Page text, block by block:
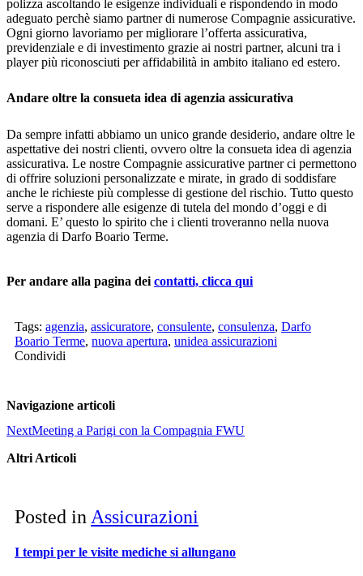
polizza ascoltando le esigenze individuali e rispondendo in modo
adeguato perchè siamo partner di numerose Compagnie assicurative.
Ogni giorno lavoriamo per migliorare l’offerta assicurativa,
previdenziale e di investimento grazie ai nostri partner, alcuni tra i
player più riconosciuti per affidabilità in ambito italiano ed estero.
Andare oltre la consueta idea di agenzia assicurativa
Da sempre infatti abbiamo un unico grande desiderio, andare oltre le
aspettative dei nostri clienti, ovvero oltre la consueta idea di agenzia
assicurativa. Le nostre Compagnie assicurative partner ci permettono
di offrire soluzioni personalizzate e mirate, in grado di soddisfare
anche le richieste più complesse di gestione del rischio. Tutto questo
serve a rispondere alle esigenze di tutela del mondo d’oggi e di
domani. E’ questo lo spirito che i clienti troveranno nella nuova
agenzia di Darfo Boario Terme.
Per andare alla pagina dei contatti, clicca qui
Tags: agenzia, assicuratore, consulente, consulenza, Darfo
Boario Terme, nuova apertura, unidea assicurazioni
Condividi
Navigazione articoli
NextMeeting a Parigi con la Compagnia FWU
Altri Articoli
Posted in Assicurazioni
I tempi per le visite mediche si allungano